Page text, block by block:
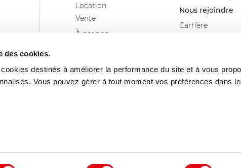
des cookies.
destinés à améliorer la performance du site et à vous
Vous pouvez gérer à tout moment vos préférences dans
Location
Vente
À propos
Nos métiers
Nos agences
Nous rejoindre
Carrière